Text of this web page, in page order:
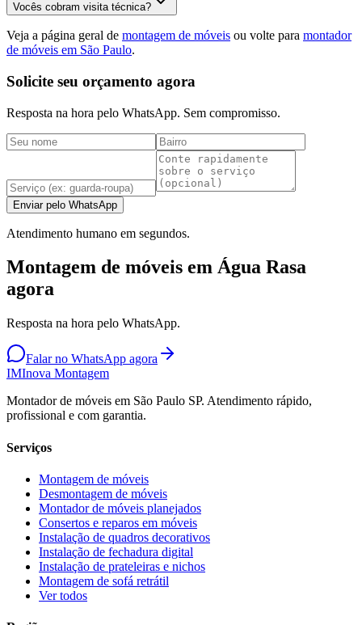
Vocês cobram visita técnica?
Veja a página geral de montagem de móveis ou volte para montador
de móveis em São Paulo.
Solicite seu orçamento agora
Resposta na hora pelo WhatsApp. Sem compromisso.
Enviar pelo WhatsApp
Atendimento humano em segundos.
Montagem de móveis em Água Rasa
agora
Resposta na hora pelo WhatsApp.
Falar no WhatsApp agora
IMInova Montagem
Montador de móveis em São Paulo SP. Atendimento rápido,
profissional e com garantia.
Serviços
Montagem de móveis
Desmontagem de móveis
Montador de móveis planejados
Consertos e reparos em móveis
Instalação de quadros decorativos
Instalação de fechadura digital
Instalação de prateleiras e nichos
Montagem de sofá retrátil
Ver todos